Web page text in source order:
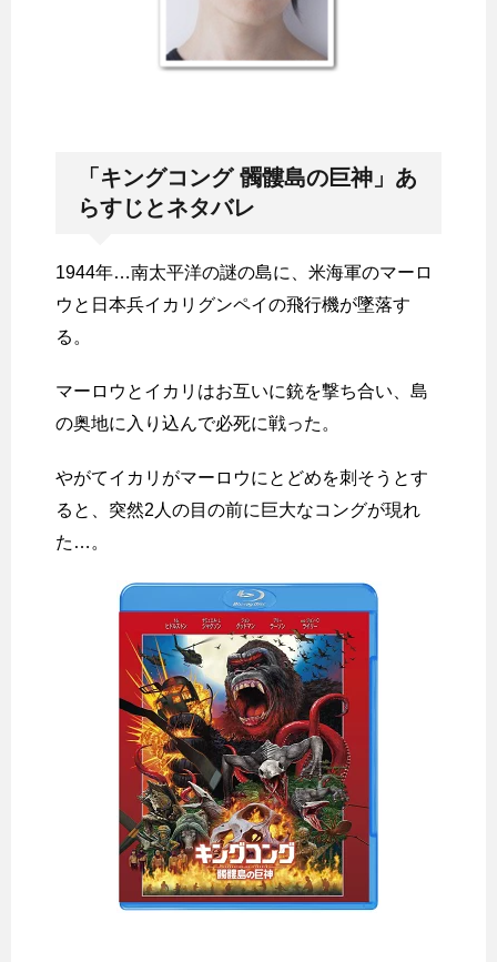
「キングコング 髑髏島の巨神」あ
らすじとネタバレ
1944年…南太平洋の謎の島に、米海軍のマーロ
ウと日本兵イカリグンペイの飛行機が墜落す
る。
マーロウとイカリはお互いに銃を撃ち合い、島
の奥地に入り込んで必死に戦った。
やがてイカリがマーロウにとどめを刺そうとす
ると、突然2人の目の前に巨大なコングが現れ
た…。